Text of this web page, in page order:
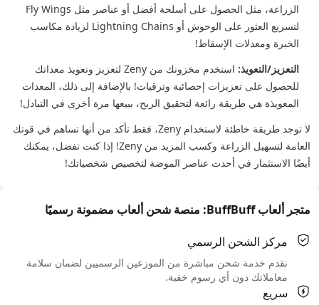
الزراعة، مثل الحصول على أسلحة أفضل أو عناصر مثل Fly Wings
لتسريع العثور على الوحوش أو Lightning Chains لزيادة مكاسب
الخبرة ومعدلات الإسقاط!
التعزيز/التعويذ:
استخدم مخزونك من Zeny لتعزيز وتعويذ معداتك
للحصول على تعزيزات إحصائية وترقيات! بالإضافة إلى ذلك، المعدات
المعويذة هي طريقة رائعة لتحقيق الربح، ببيعها مرة أخرى في التبادل!
لا توجد طريقة خاطئة لاستخدام Zeny، فقط تأكد من أنها تساهم في قوتك
العامة لتسهيل الزراعة وكسب المزيد من Zeny! إذا كنت تفضل، يمكنك
أيضًا الاستثمار في أحدث عناصر الموضة لتخصيص شخصياتك!
متجر ألعاب BuffBuff: منصة شحن ألعاب مضمونة رسميًا
مركز الشحن الرسمي
نقدم خدمة شحن مباشرة من الموزعين الرسميين لضمان سلامة
معاملاتك دون أي رسوم خفية.
سريع